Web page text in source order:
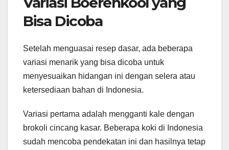
Bisa Dicoba
Setelah menguasai resep dasar, ada beberapa
variasi menarik yang bisa dicoba untuk
menyesuaikan hidangan ini dengan selera atau
ketersediaan bahan di Indonesia.
Variasi pertama adalah mengganti kale dengan
brokoli cincang kasar. Beberapa koki di Indonesia
sudah mencoba pendekatan ini dan hasilnya tetap